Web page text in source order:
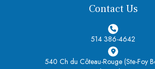
Contact Us
514 386-4642
540 Ch du Côteau-Rouge (Ste-Foy